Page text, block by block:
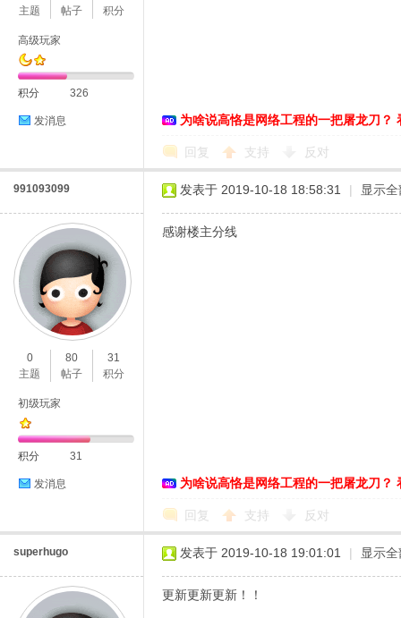
主题
帖子
积分
高级玩家
积分 326
发消息 为啥说高恪是网络工程的一把屠龙刀？
回复 支持 反对
991093099
0
主题
80
帖子
31
积分
初级玩家
积分 31
发消息
发表于 2019-10-18 18:58:31 | 显示
感谢楼主分线
为啥说高恪是网络工程的一把屠龙刀？
回复 支持 反对
superhugo 发表于 2019-10-18 19:01:01 | 显示
更新更新更新！！